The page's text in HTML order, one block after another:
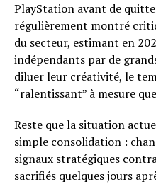
PlayStation avant de
régulièrement montré
du secteur, estimant en
indépendants par de
diluer leur créativité, le
“ralentissant” à mesure
Reste que la situation
simple consolidation :
signaux stratégiques
sacrifiés quelques jours